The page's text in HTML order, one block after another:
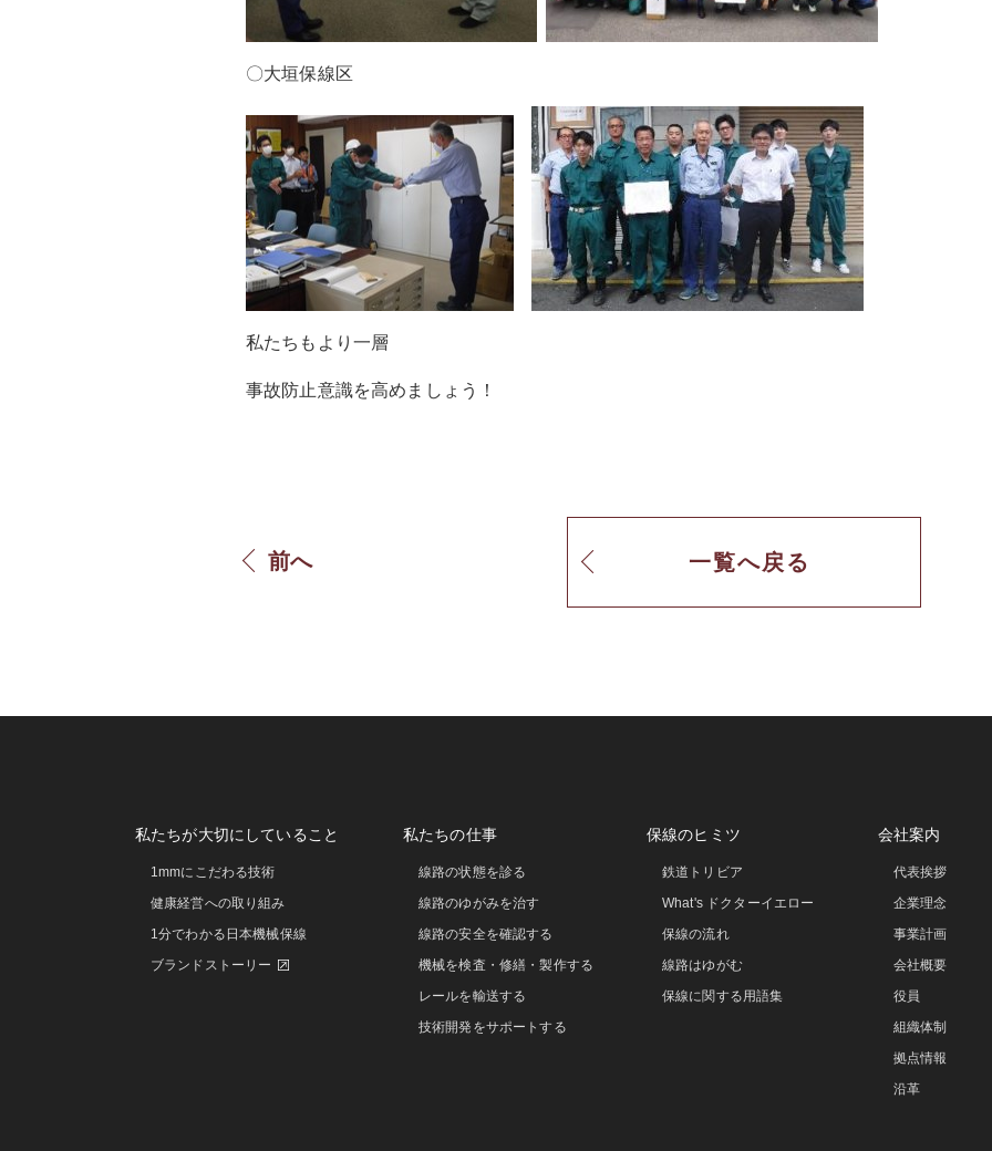
〇大垣保線区
私たちもより一層
事故防止意識を高めましょう！
前へ 一覧へ戻る
私たちが大切にしていること
1mmにこだわる技術
健康経営への取り組み
1分でわかる日本機械保線
ブランドストーリー
私たちの仕事
線路の状態を診る
線路のゆがみを治す
線路の安全を確認する
機械を検査・修繕・製作する
レールを輸送する
技術開発をサポートする
保線のヒミツ
鉄道トリビア
What's ドクターイエロー
保線の流れ
線路はゆがむ
保線に関する用語集
会社案内
代表挨拶
企業理念
事業計画
会社概要
役員
組織体制
拠点情報
沿革